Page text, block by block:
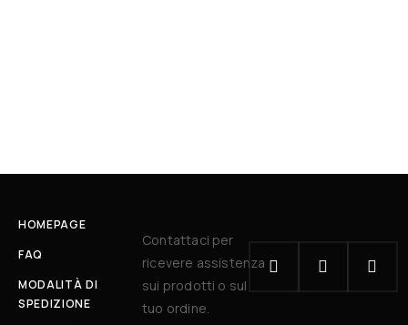
HOMEPAGE
FAQ
MODALITÀ DI
SPEDIZIONE
Contattaci per
ricevere assistenza
sui prodotti o sul
tuo ordine.